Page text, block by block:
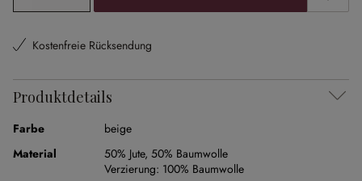
Kostenfreie Rücksendung
Produktdetails
Farbe
beige
Material
50% Jute, 50% Baumwolle
Verzierung: 100% Baumwolle